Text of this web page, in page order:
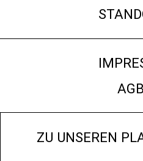
ZU UNSEREN